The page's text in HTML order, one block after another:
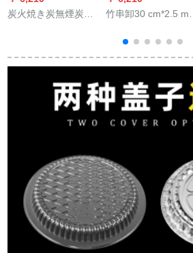
炭火焼き炭無煙炭家
斤の震音10斤レイシ
竹串卸30 cm*2.5 mm
ールアクセサリー麻
辣串香30 cm*3.5